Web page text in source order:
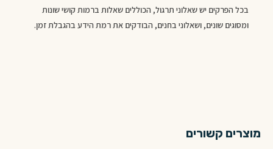
מוצרים קשורים
בכל הפרקים יש שאלוני תרגול, הכוללים שאלות ברמות קושי שונות
ומסוגים שונים, ושאלוני בחנים, הבודקים את רמת הידע בהגבלת זמן.